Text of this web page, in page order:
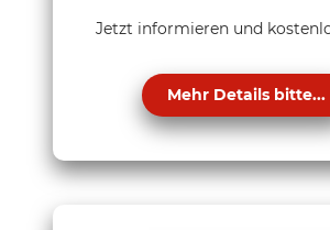
Jetzt informieren und
Mehr Details bitte...